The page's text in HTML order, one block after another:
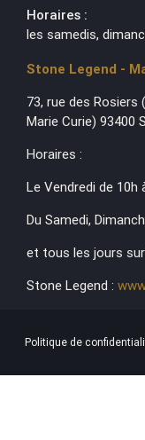
Horaires :
les samedis,
Stone Legend -
73, rue des Rosiers
Marie Curie) 93400
Horaires :
Le Vendredi de 10h
Du Samedi,
et tous les jours sur
Stone Legend :
Politique de